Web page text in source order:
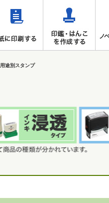
用途別スタンプ